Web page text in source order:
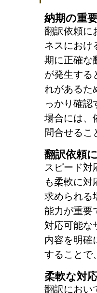
納期の重
翻訳依頼に
ネスにおけ
期に正確な
が発生する
れがあるた
っかり確認
場合には、
問合せるこ
翻訳依頼
スピード対
も柔軟に対
求められる
能力が重要
対応可能な
内容を明確
することで
柔軟な対
翻訳におい